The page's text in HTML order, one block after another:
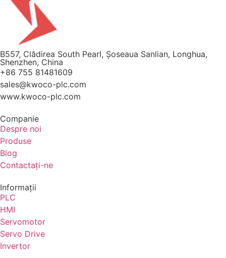
B557, Clădirea South Pearl, Șoseaua Sanlian, Longhua,
Shenzhen, China
+86 755 81481609
sales@kwoco-plc.com
www.kwoco-plc.com
Companie
Despre noi
Produse
Blog
Contactaţi-ne
Informaţii
PLC
HMI
Servomotor
Servo Drive
Invertor